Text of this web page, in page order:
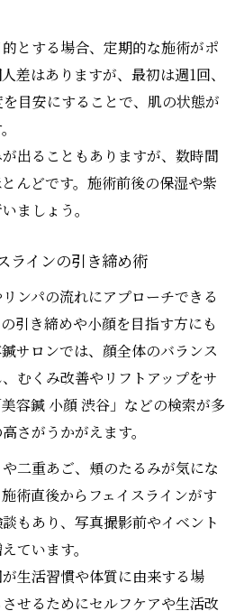
とする場合、定期的な施術がポ
差はありますが、最初は週1回、
目安にすることで、肌の状態が
出ることもありますが、数時間
んどです。施術前後の保湿や紫
ましょう。
ラインの引き締め術
ンパの流れにアプローチできる
引き締めや小顔を目指す方にも
サロンでは、顔全体のバランス
むくみ改善やリフトアップをサ
容鍼 小顔 渋谷」などの検索が多
さがうかがえます。
二重あご、頬のたるみが気にな
術直後からフェイスラインがす
もあり、写真撮影前やイベント
ています。
生活習慣や体質に由来する場
せるためにセルフケアや生活改